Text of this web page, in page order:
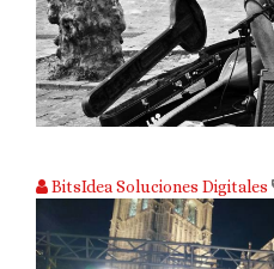
BitsIdea Soluciones Digitales